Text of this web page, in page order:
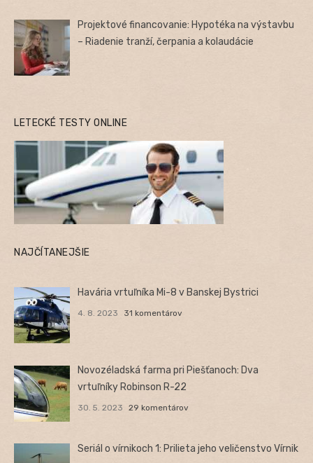
Projektové financovanie: Hypotéka na výstavbu
– Riadenie tranží, čerpania a kolaudácie
LETECKÉ TESTY ONLINE
NAJČÍTANEJŠIE
Havária vrtuľníka Mi-8 v Banskej Bystrici
4. 8. 2023 31 komentárov
Novozéladská farma pri Piešťanoch: Dva
vrtuľníky Robinson R-22
30. 5. 2023 29 komentárov
Seriál o vírnikoch 1: Prilieta jeho veličenstvo Vírnik